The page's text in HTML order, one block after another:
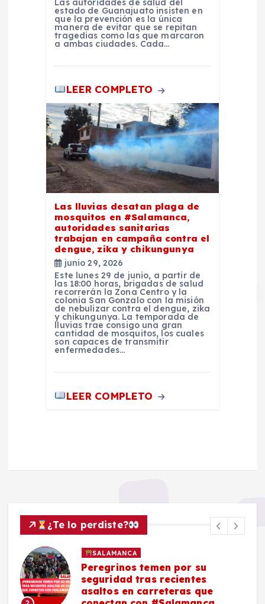
Las autoridades de salud del
estado de Guanajuato insisten en
que la prevención es la única
manera de evitar que se repitan
tragedias como las que marcaron
a ambas ciudades. Cada…
LEER COMPLETO
Las lluvias desatan plaga de
mosquitos en #Salamanca,
autoridades sanitarias
trabajan en campaña contra el
dengue, zika y chikungunya
junio 29, 2026
Este lunes 29 de junio, a partir de
las 18:00 horas, brigadas de salud
recorrerán la Zona Centro y la
colonia San Gonzalo con la misión
de nebulizar contra el dengue, zika
y chikungunya. La temporada de
lluvias trae consigo una gran
cantidad de mosquitos, los cuales
son capaces de transmitir
enfermedades…
LEER COMPLETO
¿Te lo perdiste?
SALAMANCA
Peregrinos temen por su
seguridad tras recientes
asaltos en carreteras que